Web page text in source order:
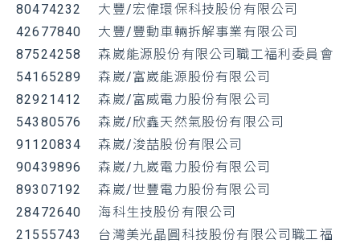
80474232
大豐/宏偉環保科技股份有限公司
42677840
大豐/豐動車輛拆解事業有限公司
87524258
森崴能源股份有限公司職工福利委員會
54165289
森崴/富崴能源股份有限公司
82921412
森崴/富威電力股份有限公司
54380576
森崴/欣鑫天然氣股份有限公司
91120834
森崴/浚喆股份有限公司
90439896
森崴/九崴電力股份有限公司
89307192
森崴/世豐電力股份有限公司
28472640
海科生技股份有限公司
21555743
台灣美光晶圓科技股份有限公司職工福